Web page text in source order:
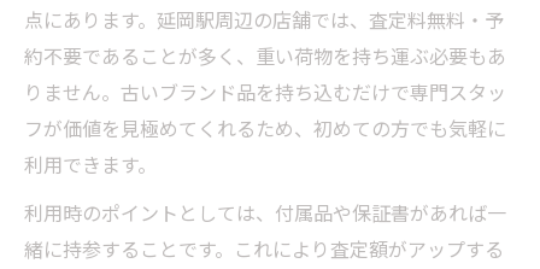
点にあります。延岡駅周辺の店舗では、査定料無料・予
約不要であることが多く、重い荷物を持ち運ぶ必要もあ
りません。古いブランド品を持ち込むだけで専門スタッ
フが価値を見極めてくれるため、初めての方でも気軽に
利用できます。
利用時のポイントとしては、付属品や保証書があれば一
緒に持参することです。これにより査定額がアップする